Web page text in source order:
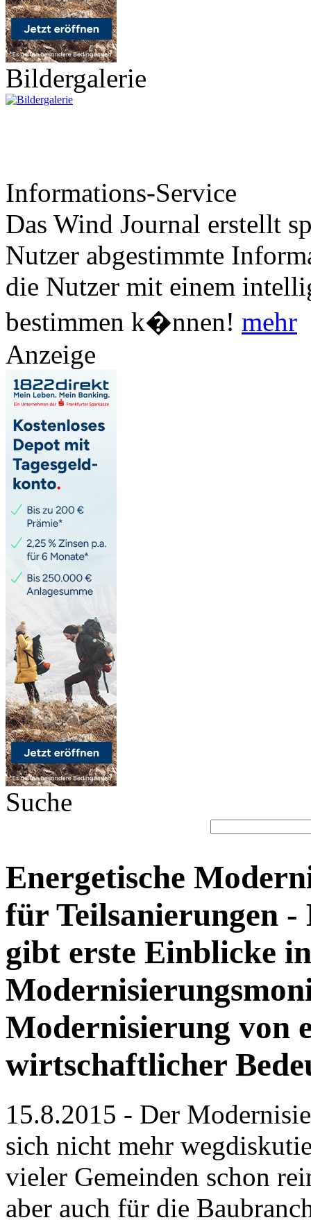
Bildergalerie
Informations-Service
Das Wind Journal erstellt
Nutzer abgestimmte
die Nutzer mit einem
bestimmen k�nnen! mehr
Anzeige
Suche
Energetische
für Teilsanierungen
gibt erste Einblicke
Modernisierung von
wirtschaftlicher
15.8.2015 - Der
sich nicht mehr
vieler Gemeinden schon
aber auch für die